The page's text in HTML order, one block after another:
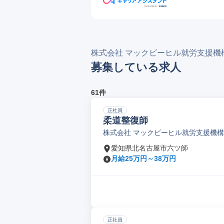
株式会社 マックビーヒル就労支援機
募集している求人
61件
正社員
柔道整復師
株式会社 マックビーヒル就労支援機構
愛知県北名古屋市六ツ師
月給25万円～38万円
正社員